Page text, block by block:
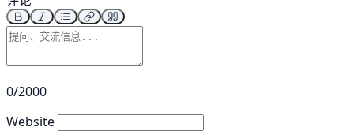
0/2000
Website